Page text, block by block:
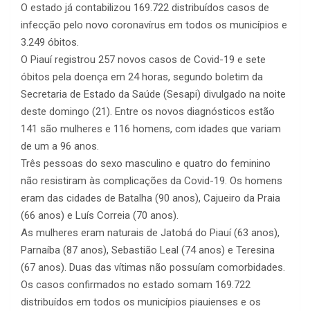
O estado já contabilizou 169.722 distribuídos casos de
infecção pelo novo coronavírus em todos os municípios e
3.249 óbitos.
O Piauí registrou 257 novos casos de Covid-19 e sete
óbitos pela doença em 24 horas, segundo boletim da
Secretaria de Estado da Saúde (Sesapi) divulgado na noite
deste domingo (21). Entre os novos diagnósticos estão
141 são mulheres e 116 homens, com idades que variam
de um a 96 anos.
Três pessoas do sexo masculino e quatro do feminino
não resistiram às complicações da Covid-19. Os homens
eram das cidades de Batalha (90 anos), Cajueiro da Praia
(66 anos) e Luís Correia (70 anos).
As mulheres eram naturais de Jatobá do Piauí (63 anos),
Parnaíba (87 anos), Sebastião Leal (74 anos) e Teresina
(67 anos). Duas das vítimas não possuíam comorbidades.
Os casos confirmados no estado somam 169.722
distribuídos em todos os municípios piauienses e os